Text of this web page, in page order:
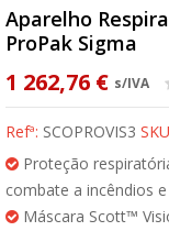
Aparelho
ProPak Sigma
1 262,76 € s/IVA
Refª: SCOPROVIS3
Proteção
combate a incêndios
Máscara Scott™